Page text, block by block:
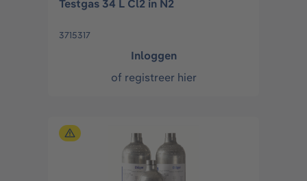
Testgas 34 L Cl2 in N2
3715317
Inloggen
of registreer hier